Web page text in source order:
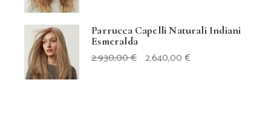
Parrucca Capelli Naturali Indiani
Esmeralda
2.930,00€ IL
PREZZO
2.640,00€IL